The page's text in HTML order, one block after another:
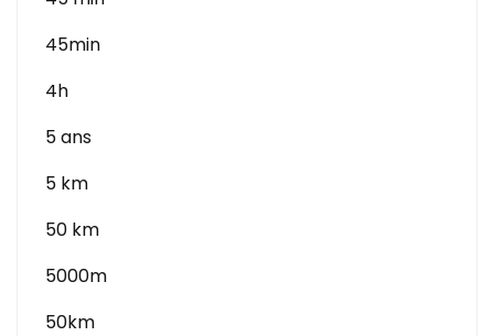
45min
4h
5 ans
5 km
50 km
5000m
50km